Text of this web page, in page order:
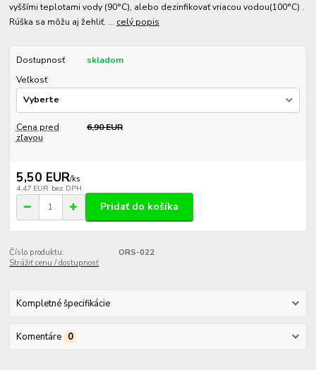
vyššími teplotami vody (90°C), alebo dezinfikovať vriacou vodou(100°C) .
Rúška sa môžu aj žehliť. ... celý popis
Dostupnosť
skladom
Veľkosť
Cena pred
zľavou
6,90 EUR
5,50 EUR/ks
4,47 EUR bez DPH
Pridať do košíka
Číslo produktu:
ORS-022
Strážiť cenu / dostupnosť
Kompletné špecifikácie
Komentáre 0